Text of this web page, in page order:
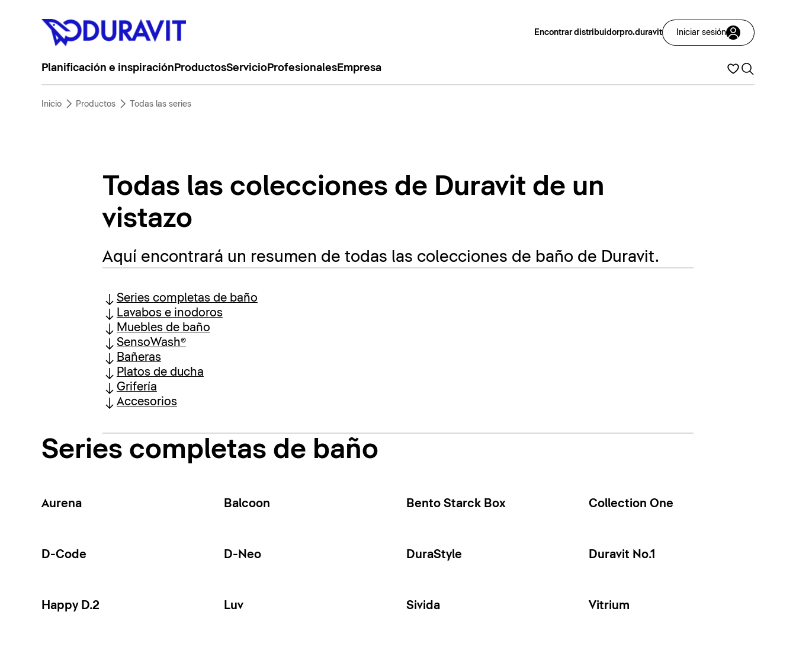
Encontrar distribuidorpro.duravit Iniciar sesión
Planificación e inspiración ProductosServicioProfesionalesEmpresa
Inicio Productos Todas las series
Todas las colecciones de Duravit de un
vistazo
Aquí encontrará un resumen de todas las colecciones de baño de Duravit.
Series completas de baño
Lavabos e inodoros
Muebles de baño
SensoWash®
Bañeras
Platos de ducha
Grifería
Accesorios
Series completas de baño
Aurena Balcoon Bento Starck Box Collection One
D-Code D-Neo DuraStyle Duravit No.1
Happy D.2 Luv Sivida Vitrium